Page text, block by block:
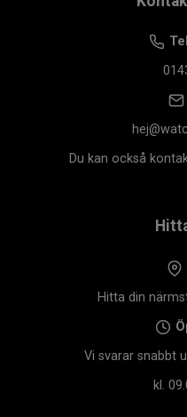
Du kan också
Hitta din
Vi svarar snabbt
kl.